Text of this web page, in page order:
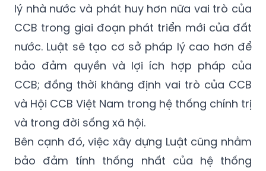
lý nhà nước và phát huy hơn nữa vai trò của
CCB trong giai đoạn phát triển mới của đất
nước. Luật sẽ tạo cơ sở pháp lý cao hơn để
bảo đảm quyền và lợi ích hợp pháp của
CCB; đồng thời khăng định vai trò của CCB
và Hội CCB Việt Nam trong hệ thống chính trị
và trong đời sống xã hội.
Bên cạnh đó, việc xây dựng Luật cũng nhằm
bảo đảm tính thống nhất của hệ thống